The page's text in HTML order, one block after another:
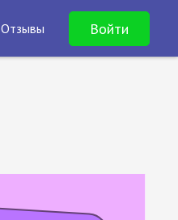
Отзывы Войти